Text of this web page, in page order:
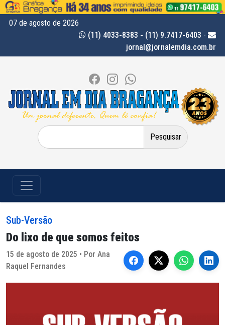
07 de agosto de 2026
(11) 4033-8383 - (11) 9.7417-6403 -
jornal@jornalemdia.com.br
Pesquisar
por:
Sub-Versão
Do lixo de que somos feitos
15 de agosto de 2025 • Por Ana
Raquel Fernandes